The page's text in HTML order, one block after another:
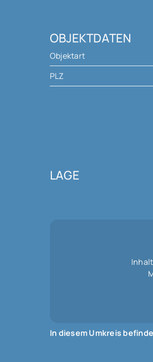
OBJEKTDATEN
Objektart
PLZ
LAGE
In diesem Umkreis